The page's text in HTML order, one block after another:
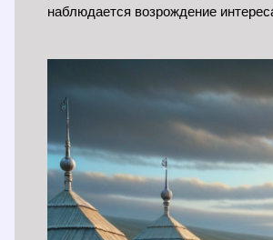
наблюдается возрождение